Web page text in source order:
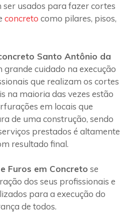
usados para fazer cortes
concreto como pilares, pisos,
Santo Antônio da
grande cuidado na execução
que realizam os cortes
na maioria das vezes estão
em locais que
de uma construção, sendo
prestados é altamente
resultado final.
Furos em Concreto se
dos seus profissionais e
para a execução do
de todos.